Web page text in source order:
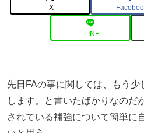
X
LINE
先日FAの事に関しては、もう少
します。と書いたばかりなのだ
されている補強について簡単に